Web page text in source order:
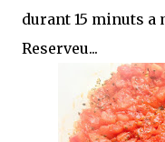
durant 15 minuts a
Reserveu...